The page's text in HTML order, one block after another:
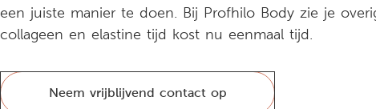
een juiste manier te doen. Bij Profhilo Body zie je
collageen en elastine tijd kost nu eenmaal tijd.
Neem vrijblijvend contact op